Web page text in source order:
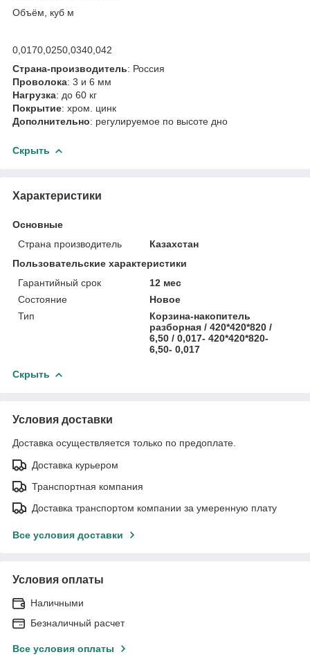
Объём, куб м
0,0170,0250,0340,042
Страна-производитель: Россия
Проволока: 3 и 6 мм
Нагрузка: до 60 кг
Покрытие: хром. цинк
Дополнительно: регулируемое по высоте дно
Скрыть
Характеристики
Основные
Страна производитель
Казахстан
Пользовательские характеристики
Гарантийный срок
12 мес
Состояние
Новое
Тип
Корзина-накопитель
разборная / 420*420*820 /
6,50 / 0,017- 420*420*820-
6,50- 0,017
Скрыть
Условия доставки
Доставка осуществляется только по предоплате.
Доставка курьером
Транспортная компания
Доставка транспортом компании за умеренную плату
Все условия доставки
Условия оплаты
Наличными
Безналичный расчет
Все условия оплаты